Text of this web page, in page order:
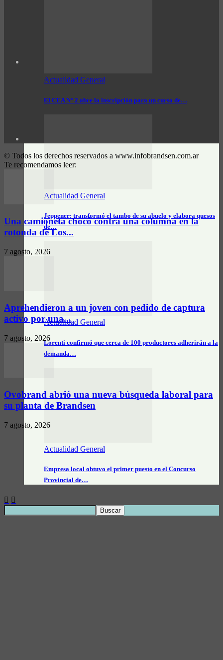
Actualidad General
El CEA N° 2 abre la inscripción para un curso de…
Actualidad General
Jeppener: transformó el tambo de su abuelo y elabora quesos
de…
Actualidad General
Lorenti confirmó que cerca de 100 productores adherirán a la
demanda…
Actualidad General
Empresa local obtuvo el primer puesto en el Concurso
Provincial de…
© Todos los derechos reservados a www.infobrandsen.com.ar
Te recomendamos leer:
Una camioneta chocó contra una columna en la
rotonda de Los...
7 agosto, 2026
Aprehendieron a un joven con pedido de captura
activo por una...
7 agosto, 2026
Ovobrand abrió una nueva búsqueda laboral para
su planta de Brandsen
7 agosto, 2026